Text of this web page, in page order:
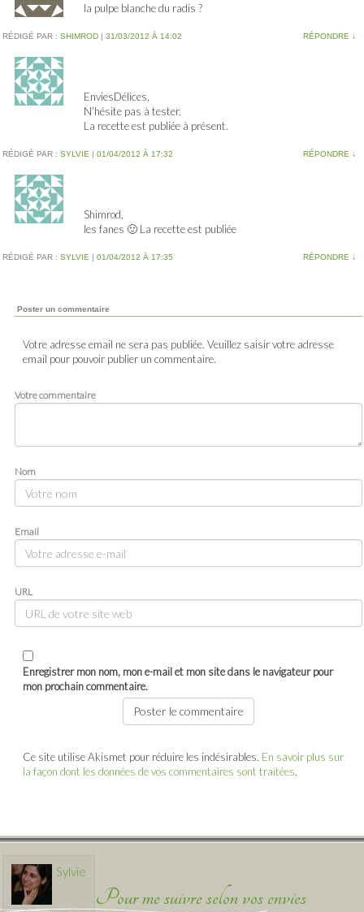
la pulpe blanche du radis ?
RÉDIGÉ PAR : SHIMROD | 31/03/2012 À 14:02 RÉPONDRE ↓
EnviesDélices,
N’hésite pas à tester.
La recette est publiée à présent.
RÉDIGÉ PAR : SYLVIE | 01/04/2012 À 17:32 RÉPONDRE ↓
Shimrod,
les fanes 🙂 La recette est publiée
RÉDIGÉ PAR : SYLVIE | 01/04/2012 À 17:35 RÉPONDRE ↓
Poster un commentaire
Votre adresse email ne sera pas publiée. Veuillez saisir votre adresse
email pour pouvoir publier un commentaire.
Votre commentaire
Nom
Email
URL
Enregistrer mon nom, mon e-mail et mon site dans le navigateur pour
mon prochain commentaire.
Ce site utilise Akismet pour réduire les indésirables. En savoir plus sur
la façon dont les données de vos commentaires sont traitées.
Sylvie
Pour me suivre selon vos envies